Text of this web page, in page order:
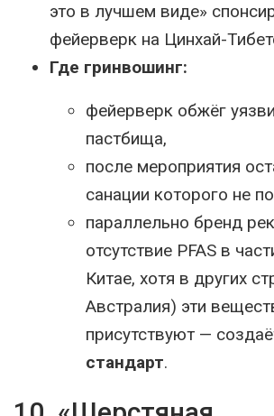
это в лучшем виде»
фейерверк на Цинхай-
Где гринвошинг:
фейерверк обжёг
пастбища,
после мероприятия
санации которого не
параллельно бренд
отсутствие PFAS в
Китае, хотя в других
Австралия) эти
присутствуют —
стандарт.